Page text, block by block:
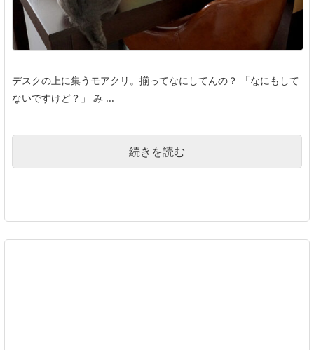
デスクの上に集うモアクリ。揃ってなにしてんの？ 「なにもして
ないですけど？」 み ...
続きを読む